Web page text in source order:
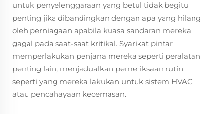
untuk penyelenggaraan yang betul tidak begitu
penting jika dibandingkan dengan apa yang hilang
oleh perniagaan apabila kuasa sandaran mereka
gagal pada saat-saat kritikal. Syarikat pintar
memperlakukan penjana mereka seperti peralatan
penting lain, menjadualkan pemeriksaan rutin
seperti yang mereka lakukan untuk sistem HVAC
atau pencahayaan kecemasan.